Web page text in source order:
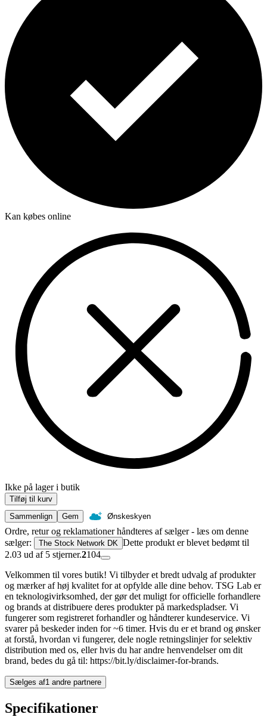
Kan købes online
Ikke på lager i butik
Tilføj til kurv
Sammenlign
Gem Ønskeskyen
Ordre, retur og reklamationer håndteres af sælger - læs om denne
sælger:
The Stock Network DK Dette produkt er blevet bedømt til
2.03 ud af 5 stjerner.2104
Velkommen til vores butik! Vi tilbyder et bredt udvalg af produkter
og mærker af høj kvalitet for at opfylde alle dine behov. TSG Lab er
en teknologivirksomhed, der gør det muligt for officielle forhandlere
og brands at distribuere deres produkter på markedspladser. Vi
fungerer som registreret forhandler og håndterer kundeservice. Vi
svarer på beskeder inden for ~6 timer. Hvis du er et brand og ønsker
at forstå, hvordan vi fungerer, dele nogle retningslinjer for selektiv
distribution med os, eller hvis du har andre henvendelser om dit
brand, bedes du gå til: https://bit.ly/disclaimer-for-brands.
Sælges af1 andre partnere
Specifikationer